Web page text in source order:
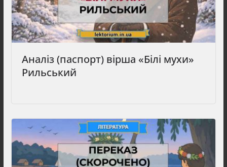
Аналіз (паспорт) вірша «Білі мухи»
Рильський